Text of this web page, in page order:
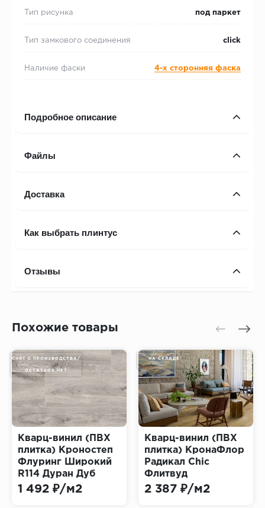
Тип рисунка под паркет
Тип замкового соединения click
Наличие фаски 4-х сторонняя фаска
Подробное описание
Файлы
Доставка
Как выбрать плинтус
Отзывы
Похожие товары
СНЯТ С ПРОИЗВОДСТВА/
ОСТАТКОВ НЕТ
Кварц-винил (ПВХ
плитка) Кроностеп
Флуринг Широкий
R114 Дуран Дуб
(Kronostep Flooring
1 492 ₽/м2
НА СКЛАДЕ
Кварц-винил (ПВХ
плитка) КронаФлор
Радикал Chiс
Флитвуд
(CronaFloor Radical)
2 387 ₽/м2